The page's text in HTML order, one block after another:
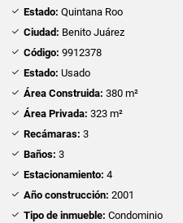
Estado: Quintana Roo
Ciudad: Benito Juárez
Código: 9912378
Estado: Usado
Área Construida: 380 m²
Área Privada: 323 m²
Recámaras: 3
Baños: 3
Estacionamiento: 4
Año construcción: 2001
Tipo de inmueble: Condominio